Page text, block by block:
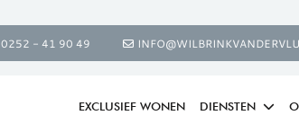
0252 - 41 90 49
EXCLUSIEF WONEN DIENSTEN